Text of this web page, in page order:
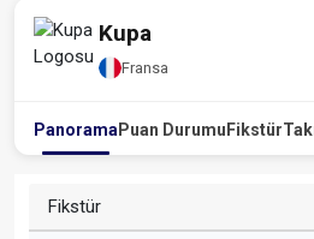
Kupa
Fransa
Panorama Puan Durumu Fikstür
Fikstür